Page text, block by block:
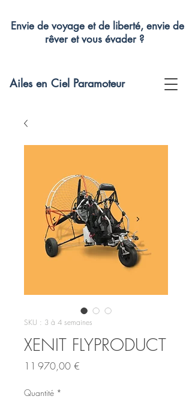
Ailes en Ciel Paramoteur
Envie de voyage et de liberté, envie de
rêver et vous évader ?
SKU : 3 à 4 semaines
XENIT FLYPRODUCT
11 970,00 €
Quantité *